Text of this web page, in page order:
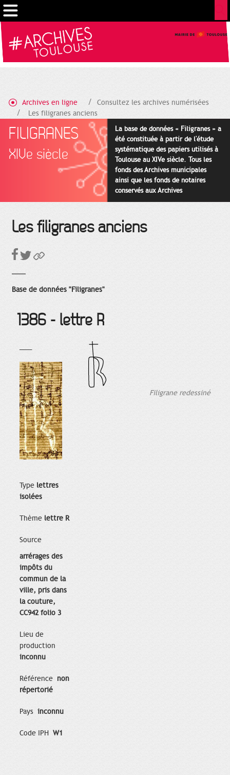
Archives en ligne
Consultez les archives numérisées
Les filigranes anciens
FILIGRANES
XIVe siècle
La base de données « Filigranes » a
été constituée à partir de l'étude
systématique des papiers utilisés à
Toulouse au XIVe siècle. Tous les
fonds des Archives municipales
ainsi que les fonds de notaires
conservés aux Archives
départementales pour cette
Les filigranes anciens
Base de données "Filigranes"
1386 - lettre R
Type lettres
isolées
Thème lettre R
Source
arrérages des
impôts du
commun de la
ville, pris dans
la couture,
CC942 folio 3
Lieu de
production
inconnu
Référence non
répertorié
Pays inconnu
Code IPH W1
Filigrane redessiné
Cookies management panel